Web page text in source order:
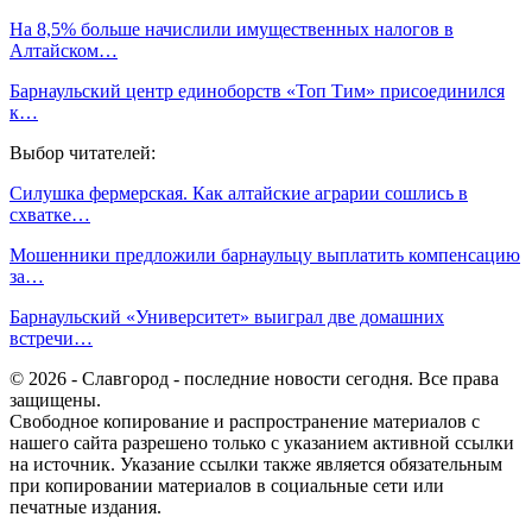
На 8,5% больше начислили имущественных налогов в
Алтайском…
Барнаульский центр единоборств «Топ Тим» присоединился
к…
Выбор читателей:
Силушка фермерская. Как алтайские аграрии сошлись в
схватке…
Мошенники предложили барнаульцу выплатить компенсацию
за…
Барнаульский «Университет» выиграл две домашних
встречи…
© 2026 - Славгород - последние новости сегодня. Все права
защищены.
Свободное копирование и распространение материалов с
нашего сайта разрешено только с указанием активной ссылки
на источник. Указание ссылки также является обязательным
при копировании материалов в социальные сети или
печатные издания.